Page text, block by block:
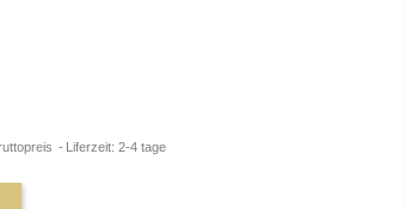
Liferzeit: 2-4 tage